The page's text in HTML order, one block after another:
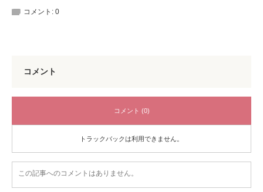
コメント: 0
コメント
コメント (0)
トラックバックは利用できません。
この記事へのコメントはありません。